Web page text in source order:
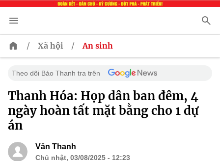
/ Xã hội / An sinh
Theo dõi Báo Thanh tra trên
Thanh Hóa: Họp dân ban đêm, 4
ngày hoàn tất mặt bằng cho 1 dự
án
Văn Thanh
Chủ nhật, 03/08/2025 - 12:23